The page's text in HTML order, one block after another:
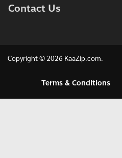
Contact Us
Copyright © 2026 KaaZip.com.
Terms & Conditions